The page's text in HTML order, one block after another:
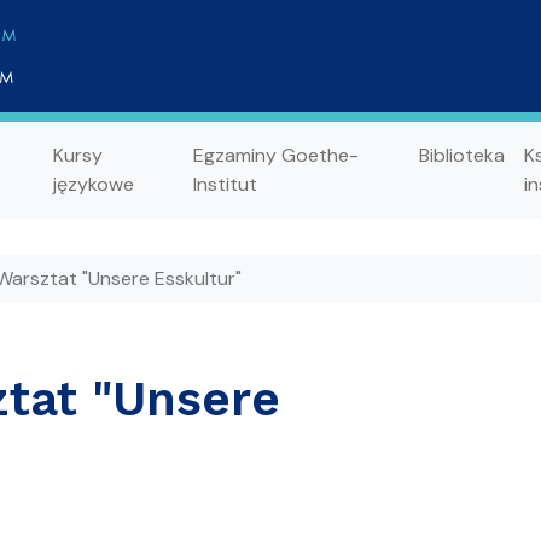
Kursy
językowe
Egzaminy Goethe-
Institut
Biblioteka
"Unsere Esskultur"
"Unsere